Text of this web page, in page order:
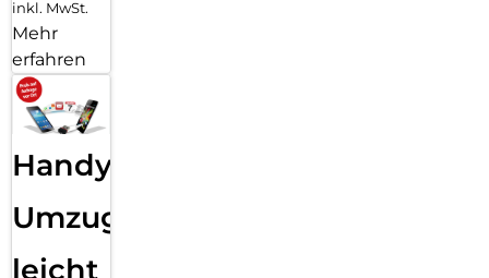
inkl. MwSt.
Mehr
erfahren
Handy
Umzug
leicht